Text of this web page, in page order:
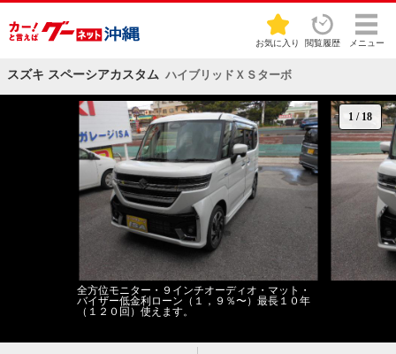
お気に入り 閲覧履歴 メニュー
スズキ スペーシアカスタム ハイブリッドＸＳターボ
1 / 18
全方位モニター・９インチオーディオ・マット・
バイザー低金利ローン（１，９％〜）最長１０年
（１２０回）使えます。